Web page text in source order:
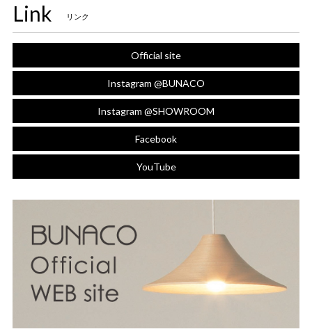
Link リンク
Official site
Instagram @BUNACO
Instagram @SHOWROOM
Facebook
YouTube